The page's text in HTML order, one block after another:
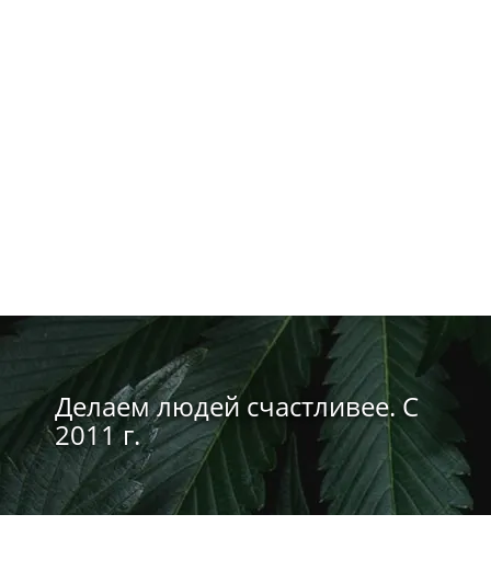
Делаем людей счастливее. С
2011 г.